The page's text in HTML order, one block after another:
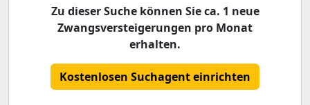
Zu dieser Suche können Sie ca. 1 neue
Zwangsversteigerungen pro Monat
erhalten.
Kostenlosen Suchagent einrichten